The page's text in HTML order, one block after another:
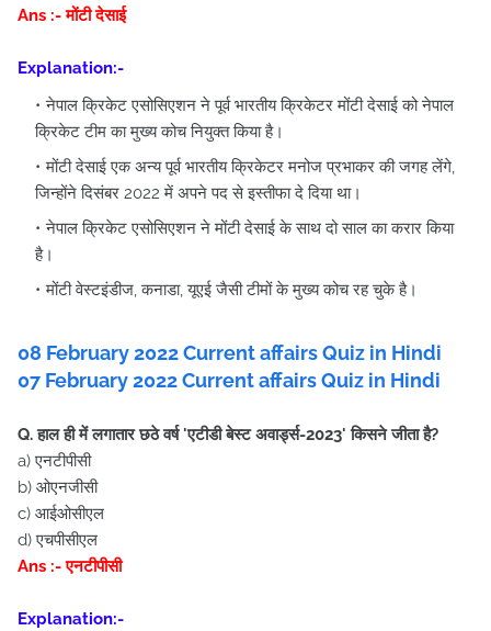
Ans :- मोंटी देसाई
Explanation:-
नेपाल क्रिकेट एसोसिएशन ने पूर्व भारतीय क्रिकेटर मोंटी देसाई को नेपाल
क्रिकेट टीम का मुख्य कोच नियुक्त किया है।
मोंटी देसाई एक अन्य पूर्व भारतीय क्रिकेटर मनोज प्रभाकर की जगह लेंगे,
जिन्होंने दिसंबर 2022 में अपने पद से इस्तीफा दे दिया था।
नेपाल क्रिकेट एसोसिएशन ने मोंटी देसाई के साथ दो साल का करार किया
है।
मोंटी वेस्टइंडीज, कनाडा, यूएई जैसी टीमों के मुख्य कोच रह चुके है।
08 February2022 Current affairs Quiz in Hindi
07 February2022 Current affairs Quiz in Hindi
Q. हाल ही में लगातार छठे वर्ष 'एटीडी बेस्ट अवार्ड्स-2023' किसने जीता है?
a) एनटीपीसी
b) ओएनजीसी
c) आईओसीएल
d) एचपीसीएल
Ans :- एनटीपीसी
Explanation:-